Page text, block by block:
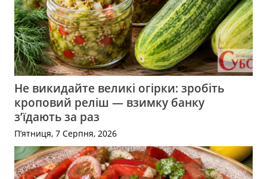
Не викидайте великі огірки: зробіть
кроповий реліш — взимку банку
з’їдають за раз
П’ятниця, 7 Серпня, 2026